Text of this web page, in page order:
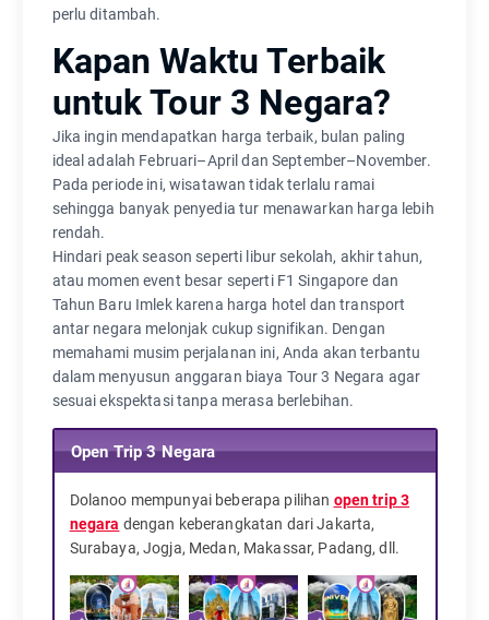
perlu ditambah.
Kapan Waktu Terbaik
untuk Tour 3 Negara?
Jika ingin mendapatkan harga terbaik, bulan paling
ideal adalah Februari–April dan September–November.
Pada periode ini, wisatawan tidak terlalu ramai
sehingga banyak penyedia tur menawarkan harga lebih
rendah.
Hindari peak season seperti libur sekolah, akhir tahun,
atau momen event besar seperti F1 Singapore dan
Tahun Baru Imlek karena harga hotel dan transport
antar negara melonjak cukup signifikan. Dengan
memahami musim perjalanan ini, Anda akan terbantu
dalam menyusun anggaran biaya Tour 3 Negara agar
sesuai ekspektasi tanpa merasa berlebihan.
Open Trip 3 Negara
Dolanoo mempunyai beberapa pilihan open trip 3
negara dengan keberangkatan dari Jakarta,
Surabaya, Jogja, Medan, Makassar, Padang, dll.